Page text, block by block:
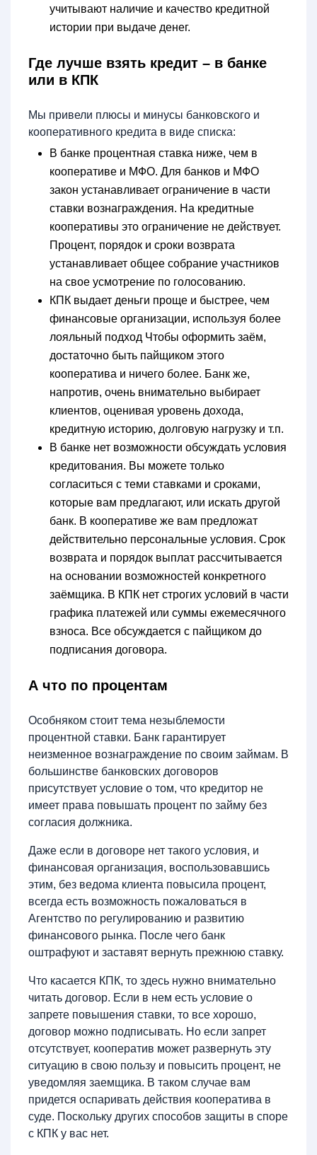
учитывают наличие и качество кредитной
истории при выдаче денег.
Где лучше взять кредит – в банке
или в КПК
Мы привели плюсы и минусы банковского и
кооперативного кредита в виде списка:
В банке процентная ставка ниже, чем в
кооперативе и МФО. Для банков и МФО
закон устанавливает ограничение в части
ставки вознаграждения. На кредитные
кооперативы это ограничение не действует.
Процент, порядок и сроки возврата
устанавливает общее собрание участников
на свое усмотрение по голосованию.
КПК выдает деньги проще и быстрее, чем
финансовые организации, используя более
лояльный подход Чтобы оформить заём,
достаточно быть пайщиком этого
кооператива и ничего более. Банк же,
напротив, очень внимательно выбирает
клиентов, оценивая уровень дохода,
кредитную историю, долговую нагрузку и т.п.
В банке нет возможности обсуждать условия
кредитования. Вы можете только
согласиться с теми ставками и сроками,
которые вам предлагают, или искать другой
банк. В кооперативе же вам предложат
действительно персональные условия. Срок
возврата и порядок выплат рассчитывается
на основании возможностей конкретного
заёмщика. В КПК нет строгих условий в части
графика платежей или суммы ежемесячного
взноса. Все обсуждается с пайщиком до
подписания договора.
А что по процентам
Особняком стоит тема незыблемости
процентной ставки. Банк гарантирует
неизменное вознаграждение по своим займам. В
большинстве банковских договоров
присутствует условие о том, что кредитор не
имеет права повышать процент по займу без
согласия должника.
Даже если в договоре нет такого условия, и
финансовая организация, воспользовавшись
этим, без ведома клиента повысила процент,
всегда есть возможность пожаловаться в
Агентство по регулированию и развитию
финансового рынка. После чего банк
оштрафуют и заставят вернуть прежнюю ставку.
Что касается КПК, то здесь нужно внимательно
читать договор. Если в нем есть условие о
запрете повышения ставки, то все хорошо,
договор можно подписывать. Но если запрет
отсутствует, кооператив может развернуть эту
ситуацию в свою пользу и повысить процент, не
уведомляя заемщика. В таком случае вам
придется оспаривать действия кооператива в
суде. Поскольку других способов защиты в споре
с КПК у вас нет.